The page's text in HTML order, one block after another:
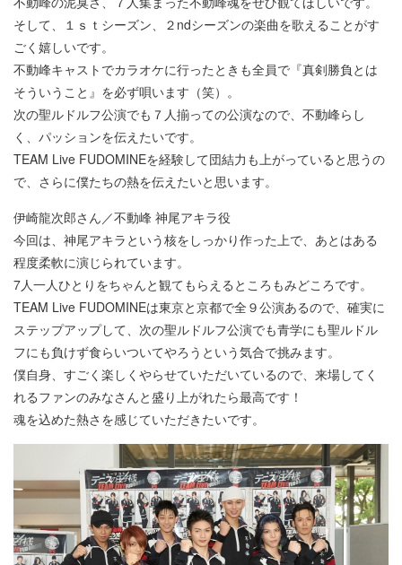
そして、１ｓｔシーズン、２ndシーズンの楽曲を歌えることがす
ごく嬉しいです。
不動峰キャストでカラオケに行ったときも全員で『真剣勝負とは
そういうこと』を必ず唄います（笑）。
次の聖ルドルフ公演でも７人揃っての公演なので、不動峰らし
く、パッションを伝えたいです。
TEAM Live FUDOMINEを経験して団結力も上がっていると思うの
で、さらに僕たちの熱を伝えたいと思います。
伊崎龍次郎さん／不動峰 神尾アキラ役
今回は、神尾アキラという核をしっかり作った上で、あとはある
程度柔軟に演じられています。
7人一人ひとりをちゃんと観てもらえるところもみどころです。
TEAM Live FUDOMINEは東京と京都で全９公演あるので、確実に
ステップアップして、次の聖ルドルフ公演でも青学にも聖ルドル
フにも負けず食らいついてやろうという気合で挑みます。
僕自身、すごく楽しくやらせていただいているので、来場してく
れるファンのみなさんと盛り上がれたら最高です！
魂を込めた熱さを感じていただきたいです。